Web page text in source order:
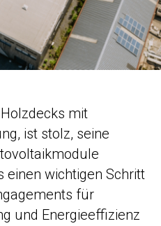
mit
ist stolz, seine
einen wichtigen Schritt
für
und Energieeffizienz